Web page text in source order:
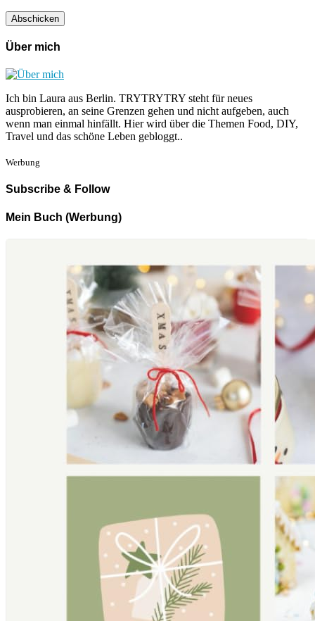
Über mich
Ich bin Laura aus Berlin. TRYTRYTRY steht für neues
ausprobieren, an seine Grenzen gehen und nicht aufgeben, auch
wenn man einmal hinfällt. Hier wird über die Themen Food, DIY,
Travel und das schöne Leben gebloggt..
Werbung
Subscribe & Follow
Mein Buch (Werbung)